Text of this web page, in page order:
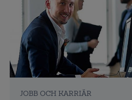
JOBB OCH KARRIÄR